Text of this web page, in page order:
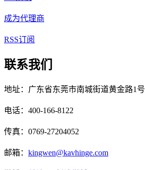
成为代理商
RSS订阅
联系我们
地址：广东省东莞市南城街道黄金路1号
电话：400-166-8122
传真：0769-27204052
邮箱： kingwen@kavhinge.com